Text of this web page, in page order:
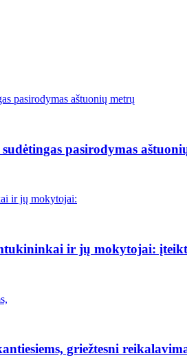
pasirodymas
ir jų mokytojai:
griežtesni